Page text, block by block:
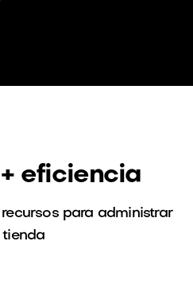
eficiencia
para administrar
tienda